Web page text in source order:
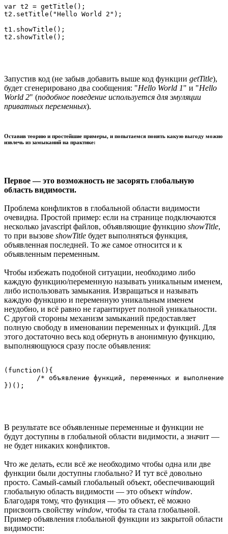
var t2 = getTitle();
t2.setTitle("Hello World 2");
t1.showTitle();
Запустив код (не забыв добавить выше код функции getTitle),
будет сгенерировано два сообщения: "Hello World 1" и "Hello
World 2" (подобное поведение используется для эмуляции
приватных переменных).
Оставив теорию и простейшие примеры, и попытаемся понять какую выгоду можно
извлечь из замыканий на практике:
Первое — это возможность не засорять глобальную
область видимости.
Проблема конфликтов в глобальной области видимости
очевидна. Простой пример: если на странице подключаются
несколько javascript файлов, объявляющие функцию showTitle,
то при вызове showTitle будет выполняться функция,
объявленная последней. То же самое относится и к
объявленным переменным.
Чтобы избежать подобной ситуации, необходимо либо
каждую функцию/переменную называть уникальным именем,
либо использовать замыкания. Извращаться и называть
каждую функцию и переменную уникальным именем
неудобно, и всё равно не гарантирует полной уникальности.
С другой стороны механизм замыканий предоставляет
полную свободу в именовании переменных и функций. Для
этого достаточно весь код обернуть в анонимную функцию,
выполняющуюся сразу после объявления:
(function(){
В результате все объявленные переменные и функции не
будут доступны в глобальной области видимости, а значит —
не будет никаких конфликтов.
Что же делать, если всё же необходимо чтобы одна или две
функции были доступны глобально? И тут всё довольно
просто. Самый-самый глобальный объект, обеспечивающий
глобальную область видимости — это объект window.
Благодаря тому, что функция — это объект, её можно
присвоить свойству window, чтобы та стала глобальной.
Пример объявления глобальной функции из закрытой области
видимости: